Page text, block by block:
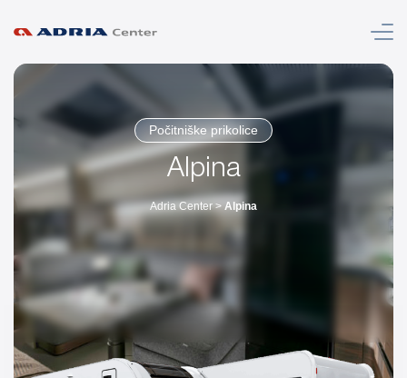
Meni
Počitniške prikolice
Alpina
Adria Center> Alpina